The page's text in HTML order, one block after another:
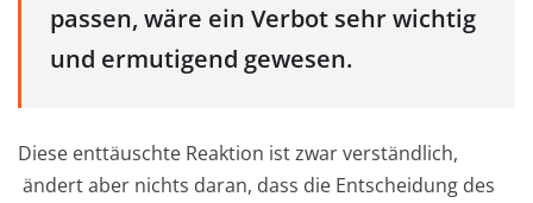
passen, wäre ein Verbot sehr wichtig
und ermutigend gewesen.
Diese enttäuschte Reaktion ist zwar verständlich,
ändert aber nichts daran, dass die Entscheidung des